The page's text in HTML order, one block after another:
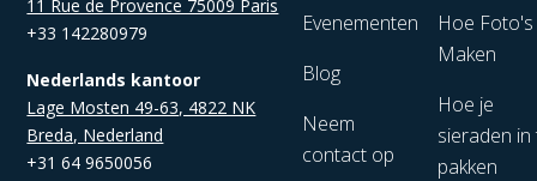
11 Rue de Provence 75009 Paris
+33 142280979
Nederlands kantoor
Lage Mosten 49-63, 4822 NK
Breda, Nederland
+31 64 9650056
Evenementen
Blog
Neem
contact op
Hoe
Maken
Hoe je
sieraden in
pakken